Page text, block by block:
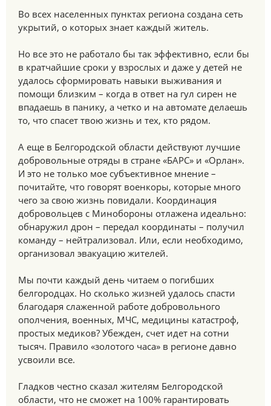
Во всех населенных пунктах региона создана сеть
укрытий, о которых знает каждый житель.
Но все это не работало бы так эффективно, если бы
в кратчайшие сроки у взрослых и даже у детей не
удалось сформировать навыки выживания и
помощи близким – когда в ответ на гул сирен не
впадаешь в панику, а четко и на автомате делаешь
то, что спасет твою жизнь и тех, кто рядом.
А еще в Белгородской области действуют лучшие
добровольные отряды в стране «БАРС» и «Орлан».
И это не только мое субъективное мнение –
почитайте, что говорят военкоры, которые много
чего за свою жизнь повидали. Координация
добровольцев с Минобороны отлажена идеально:
обнаружил дрон – передал координаты – получил
команду – нейтрализовал. Или, если необходимо,
организовал эвакуацию жителей.
Мы почти каждый день читаем о погибших
белгородцах. Но сколько жизней удалось спасти
благодаря слаженной работе добровольного
ополчения, военных, МЧС, медицины катастроф,
простых медиков? Убежден, счет идет на сотни
тысяч. Правило «золотого часа» в регионе давно
усвоили все.
Гладков честно сказал жителям Белгородской
области, что не сможет на 100% гарантировать